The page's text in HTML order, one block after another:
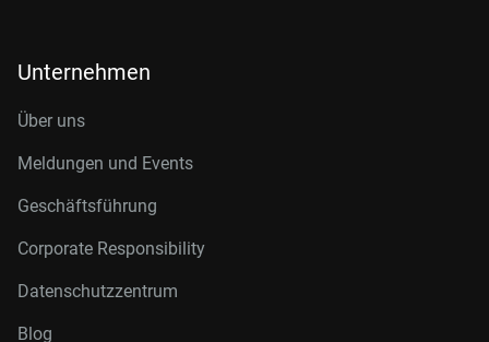
Unternehmen
Über uns
Meldungen und Events
Geschäftsführung
Corporate Responsibility
Datenschutzzentrum
Blog